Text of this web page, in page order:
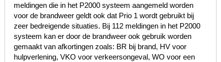
meldingen die in het P2000 systeem aangemeld worden
voor de brandweer geldt ook dat Prio 1 wordt gebruikt bij
zeer bedreigende situaties. Bij 112 meldingen in het P2000
systeem kan er door de brandweer ook gebruik worden
gemaakt van afkortingen zoals: BR bij brand, HV voor
hulpverlening, VKO voor verkeersongeval, WO voor een